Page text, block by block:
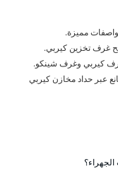
مميزة.
غرف تخزين كيربي.
كيربي وغرف شينكو.
عبر حداد مخازن كيربي